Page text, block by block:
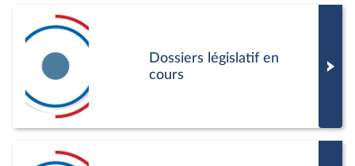
Dossiers législatif en
cours